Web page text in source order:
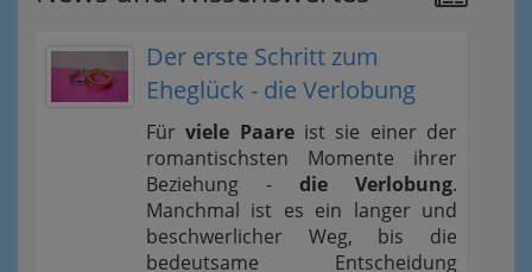
Der erste Schritt zum
Eheglück - die Verlobung
Fürviele Paareist sie einer der
romantischsten Momente ihrer
Beziehung - die Verlobung.
Manchmal ist es ein langer und
beschwerlicher Weg, bis die
bedeutsame Entscheidung